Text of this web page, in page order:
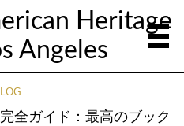
Heritage
Angeles
全ガイド：最高のブック